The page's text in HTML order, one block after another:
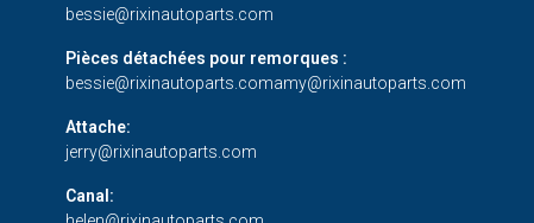
bessie@rixinautoparts.com
Pièces détachées pour remorques :
bessie@rixinautoparts.comamy@rixinautoparts.com
Attache:
jerry@rixinautoparts.com
Canal: